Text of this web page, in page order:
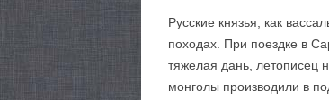
Русские князья, как
походах. При поездке в
тяжелая дань, летописец
монголы производили в